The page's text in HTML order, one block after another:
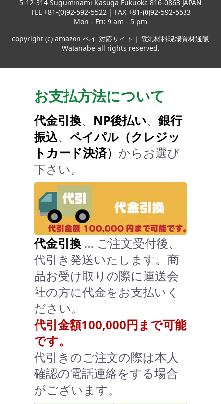
5-12-314 Suguminami Kasuga Fukuoka 816-0863 JAPAN
TEL +81-(0)92-592-5522 | FAX +81-(0)92-592-5533
Mon - Fri: 9 am - 5 pm
copyright (c) amazon ペイ 対応サイト｜電気材料現場資材通販
Watanabe all rights reserved.
お支払方法について
代金引換、 NP後払い、 銀行
振込、 ペイパル（クレジッ
トカード決済） からお選び
下さい。
代金引換 … ご注文受付後、
代引き発送いたします。商
品お受け取りの際に運送会
社の方に代金をお支払いく
ださい。
代引金額100,000円まで可能
です。
代引きのご注文の際は本人
確認の電話連絡をする場合
がございます。